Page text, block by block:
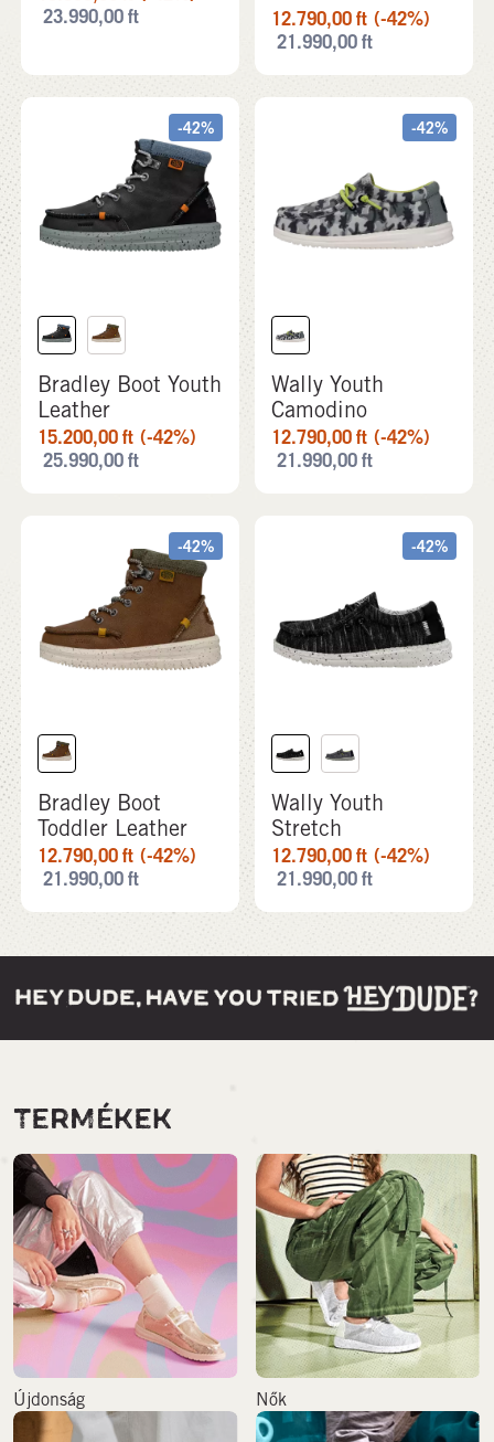
23.990,00ft 12.790,00ft (-42%)
21.990,00ft
-42%
Bradley Boot Youth
Leather
15.200,00ft (-42%)
25.990,00ft
-42%
Wally Youth
Camodino
12.790,00ft (-42%)
21.990,00ft
-42%
Bradley Boot
Toddler Leather
12.790,00ft (-42%)
21.990,00ft
-42%
Wally Youth
Stretch
12.790,00ft (-42%)
21.990,00ft
TERMÉKEK
Újdonság Nők